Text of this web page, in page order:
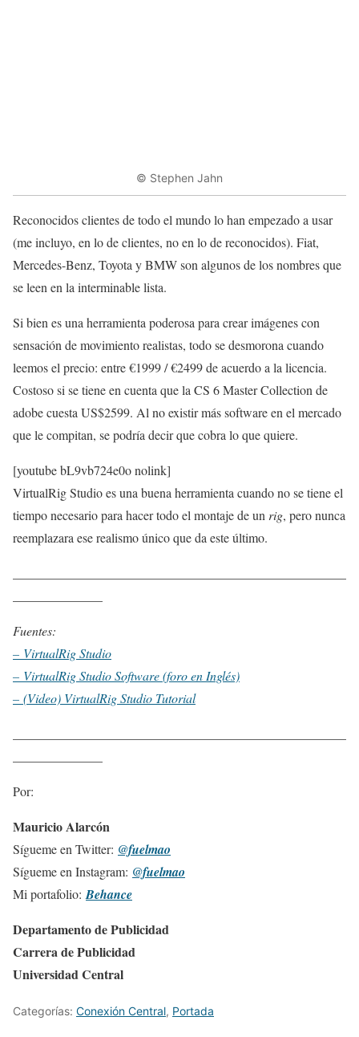
© Stephen Jahn
Reconocidos clientes de todo el mundo lo han empezado a usar
(me incluyo, en lo de clientes, no en lo de reconocidos). Fiat,
Mercedes-Benz, Toyota y BMW son algunos de los nombres que
se leen en la interminable lista.
Si bien es una herramienta poderosa para crear imágenes con
sensación de movimiento realistas, todo se desmorona cuando
leemos el precio: entre €1999 / €2499 de acuerdo a la licencia.
Costoso si se tiene en cuenta que la CS 6 Master Collection de
adobe cuesta US$2599. Al no existir más software en el mercado
que le compitan, se podría decir que cobra lo que quiere.
[youtube bL9vb724e0o nolink]
VirtualRig Studio es una buena herramienta cuando no se tiene el
tiempo necesario para hacer todo el montaje de un rig, pero nunca
reemplazara ese realismo único que da este último.
Fuentes:
– VirtualRig Studio
– VirtualRig Studio Software (foro en Inglés)
– (Video) VirtualRig Studio Tutorial
Por:
Mauricio Alarcón
Sígueme en Twitter: @fuelmao
Sígueme en Instagram: @fuelmao
Mi portafolio: Behance
Departamento de Publicidad
Carrera de Publicidad
Universidad Central
Categorías: Conexión Central, Portada